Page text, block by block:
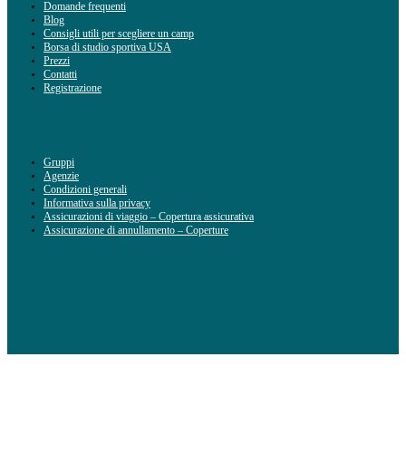
Domande frequenti
Blog
Consigli utili per scegliere un camp
Borsa di studio sportiva USA
Prezzi
Contatti
Registrazione
Gruppi
Agenzie
Condizioni generali
Informativa sulla privacy
Assicurazioni di viaggio – Copertura assicurativa
Assicurazione di annullamento – Coperture